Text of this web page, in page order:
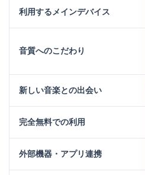
利用するメインデバイス
音質へのこだわり
新しい音楽との出会い
完全無料での利用
外部機器・アプリ連携